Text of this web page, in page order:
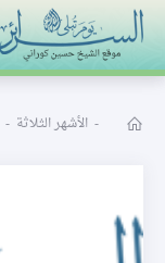
- الأشهر الثلاثة -